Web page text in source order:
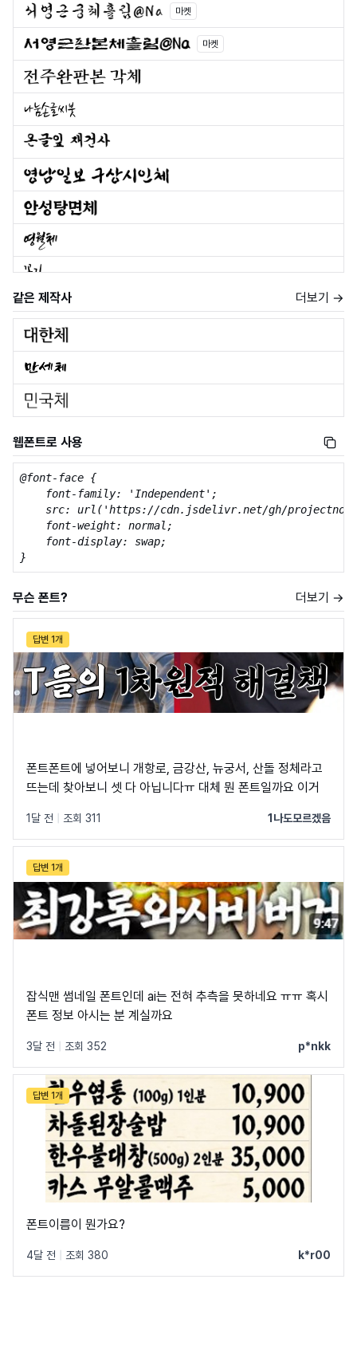
마켓
마켓
같은 제작사 더보기 →
웹폰트로 사용
@font-face {
    font-family: 'Independent';
src: url('https://cdn.jsdelivr.net/gh/
    font-weight: normal;
    font-display: swap;
}
무슨 폰트? 더보기 →
답변 1개
폰트폰트에 넣어보니 개항로, 금강산, 뉴궁서, 산돌 정체라고
뜨는데 찾아보니 셋 다 아닙니다ㅠ 대체 뭔 폰트일까요 이거
1달 전 조회 311 1나도모르겠음
답변 1개
잡식맨 썸네일 폰트인데 ai는 전혀 추측을 못하네요 ㅠㅠ 혹시
폰트 정보 아시는 분 계실까요
3달 전 조회 352 p*nkk
답변 1개
폰트이름이 뭔가요?
4달 전 조회 380 k*r00